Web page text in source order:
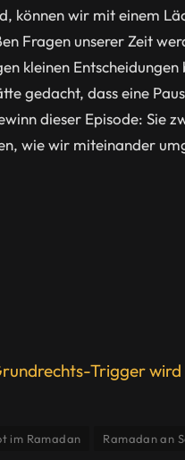
können wir mit einem
Fragen unserer Zeit
kleinen
gedacht, dass eine
dieser Episode: Sie
wie wir miteinander
Trigger wird
im Ramadan Ramadan an